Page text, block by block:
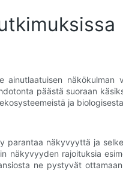
näkökulman
päästä suoraan
ja
näkyvyyttä ja
näkyvyyden rajoituksia
ne pystyvät